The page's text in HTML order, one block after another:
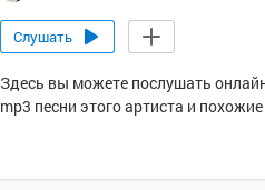
Слушать
Здесь вы можете послушать
mp3 песни этого артиста и